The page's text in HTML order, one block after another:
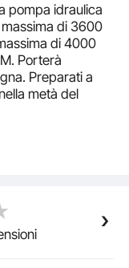
pompa idraulica
di 3600
di 4000
Porterà
Preparati a
metà del
uscita standard
per risultati
estruso